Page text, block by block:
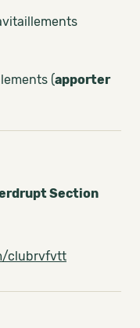
(apporter
Section
clubrvfvtt